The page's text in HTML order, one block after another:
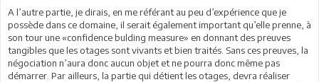
A l’autre partie, je dirais, en me référant au peu d’expérience que je
possède dans ce domaine, il serait également important qu’elle prenne, à
son tour une «confidence bulding measure» en donnant des preuves
tangibles que les otages sont vivants et bien traités. Sans ces preuves, la
négociation n’aura donc aucun objet et ne pourra donc même pas
démarrer. Par ailleurs, la partie qui détient les otages, devra réaliser